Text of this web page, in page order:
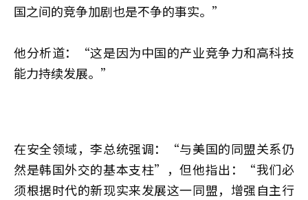
国之间的竞争加剧也是不争的事实。”
他分析道：“这是因为中国的产业竞争力和高科技
能力持续发展。”
在安全领域，李总统强调：“与美国的同盟关系仍
然是韩国外交的基本支柱”，但他指出：“我们必
须根据时代的新现实来发展这一同盟，增强自主行